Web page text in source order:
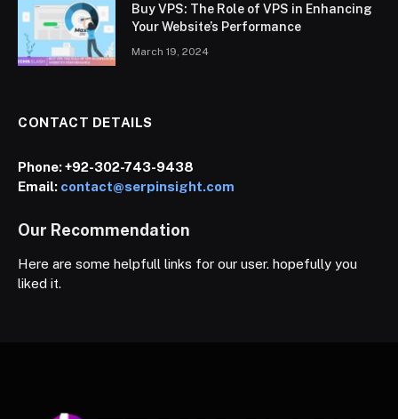
Buy VPS: The Role of VPS in Enhancing
Your Website’s Performance
March 19, 2024
CONTACT DETAILS
Phone:+92-302-743-9438
Email: contact@serpinsight.com
Our Recommendation
Here are some helpfull links for our user. hopefully you
liked it.